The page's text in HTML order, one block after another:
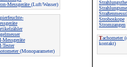
Messgeräte (Luft/Wasser)
Messgeräte
Tester
(Monoparameter)
Stroboskope
Stromzangen
Tachometer
kontakt)